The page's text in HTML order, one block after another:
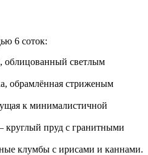
6 соток:
облицованный светлым
обрамлённая стриженым
к минималистичной
круглый пруд с гранитными
клумбы с ирисами и каннами.